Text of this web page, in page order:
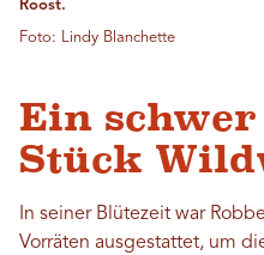
Roost.
Foto: Lindy Blanchette
Ein
Stück
In seiner Blütezeit war
Vorräten ausgestattet, um